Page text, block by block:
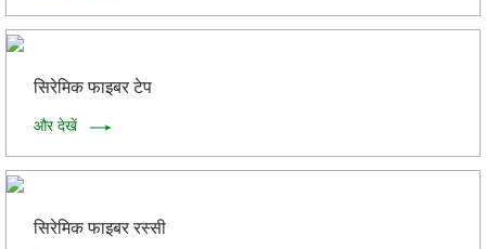
सिरेमिक फाइबर टेप
और देखें
सिरेमिक फाइबर रस्सी